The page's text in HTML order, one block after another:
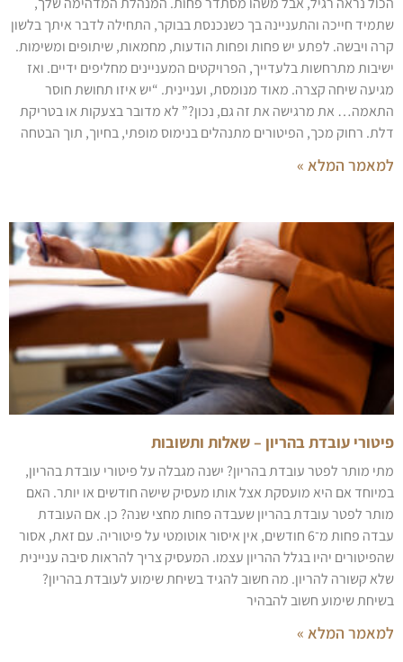
שתמיד חייכה והתעניינה בך כשנכנסת בבוקר, התחילה לדבר איתך בלשון
קרה ויבשה. לפתע יש פחות ופחות הודעות, מחמאות, שיתופים ומשימות.
ישיבות מתרחשות בלעדייך, הפרויקטים המעניינים מחליפים ידיים. ואז
מגיעה שיחה קצרה. מאוד מנומסת, ועניינית. “יש איזו תחושת חוסר
התאמה… את מרגישה את זה גם, נכון?” לא מדובר בצעקות או בטריקת
דלת. רחוק מכך, הפיטורים מתנהלים בנימוס מופתי, בחיוך, תוך הבטחה
למאמר המלא »
פיטורי עובדת בהריון – שאלות ותשובות
מתי מותר לפטר עובדת בהריון? ישנה מגבלה על פיטורי עובדת בהריון,
במיוחד אם היא מועסקת אצל אותו מעסיק שישה חודשים או יותר. האם
מותר לפטר עובדת בהריון שעבדה פחות מחצי שנה? כן. אם העובדת
עבדה פחות מ־6 חודשים, אין איסור אוטומטי על פיטוריה. עם זאת, אסור
שהפיטורים יהיו בגלל ההריון עצמו. המעסיק צריך להראות סיבה עניינית
שלא קשורה להריון. מה חשוב להגיד בשיחת שימוע לעובדת בהריון?
בשיחת שימוע חשוב להבהיר
למאמר המלא »